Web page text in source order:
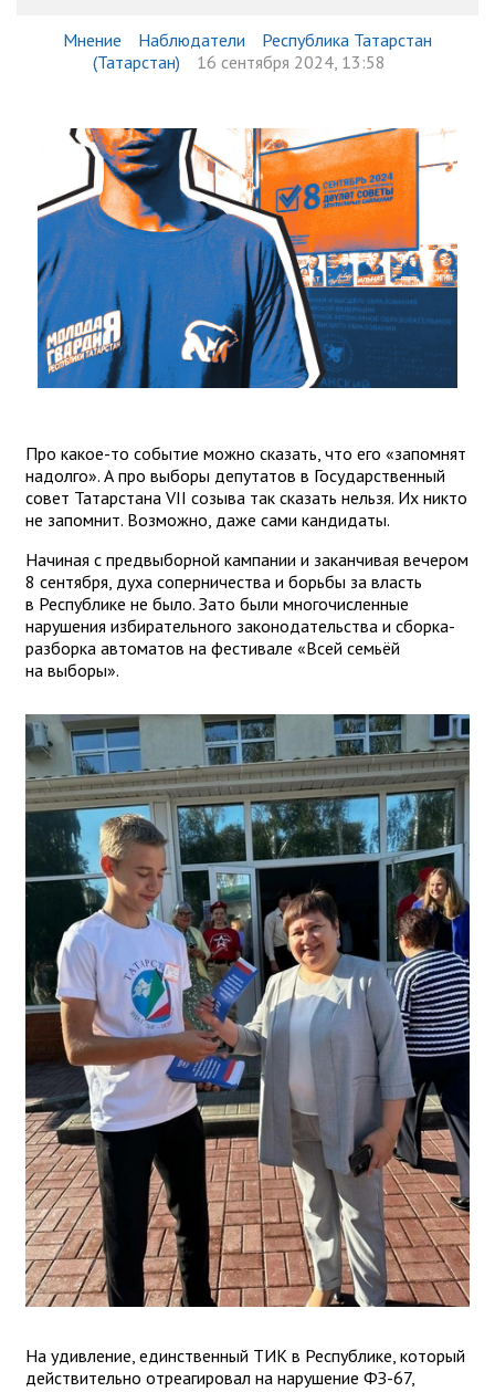
Мнение Наблюдатели
Республика Татарстан
(Татарстан)
16 сентября 2024, 13:58
Про какое-то событие можно сказать, что его «запомнят
надолго». А про выборы депутатов в Государственный
совет Татарстана VII созыва так сказать нельзя. Их никто
не запомнит. Возможно, даже сами кандидаты.
Начиная с предвыборной кампании и заканчивая вечером
8 сентября, духа соперничества и борьбы за власть
в Республике не было. Зато были многочисленные
нарушения избирательного законодательства и сборка-
разборка автоматов на фестивале «Всей семьёй
на выборы».
На удивление, единственный ТИК в Республике, который
действительно отреагировал на нарушение ФЗ-67,